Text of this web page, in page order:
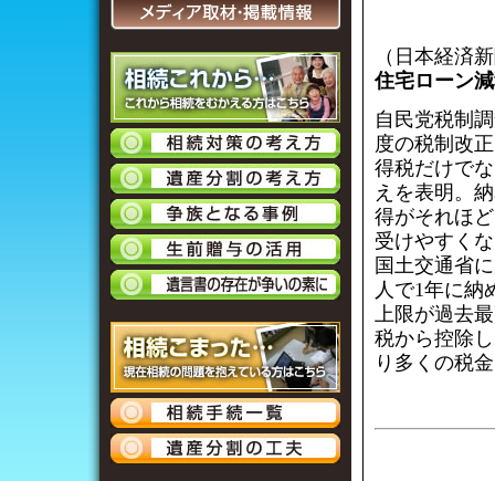
（日本経済
住宅ローン
自民党税制
度の税制改
得税だけで
えを表明。
得がそれほ
受けやすく
国土交通省
人で1年に納
上限が過去
税から控除
り多くの税